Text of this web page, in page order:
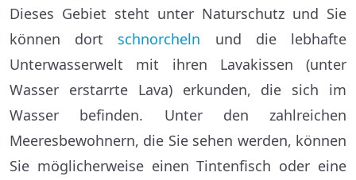
Dieses Gebiet steht unter Naturschutz und Sie
können dort schnorcheln und die lebhafte
Unterwasserwelt mit ihren Lavakissen (unter
Wasser erstarrte Lava) erkunden, die sich im
Wasser befinden. Unter den zahlreichen
Meeresbewohnern, die Sie sehen werden, können
Sie möglicherweise einen Tintenfisch oder eine